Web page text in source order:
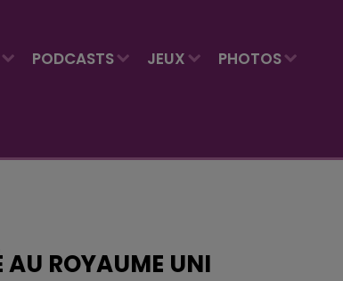
PODCASTS JEUX PHOTOS
AU ROYAUME UNI